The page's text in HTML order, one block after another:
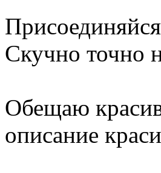
Скучно точно
Обещаю
описание